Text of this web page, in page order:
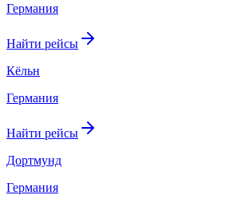
Германия
Найти рейсы
Кёльн
Германия
Найти рейсы
Дортмунд
Германия